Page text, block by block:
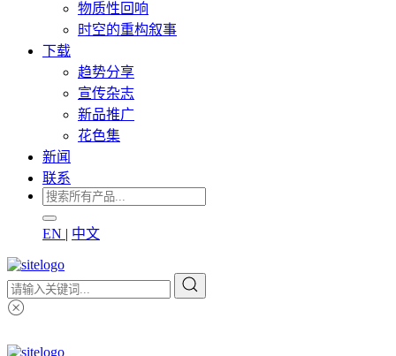
物质性回响
时空的重构叙事
下载
趋势分享
宣传杂志
新品推广
花色集
新闻
联系
EN | 中文